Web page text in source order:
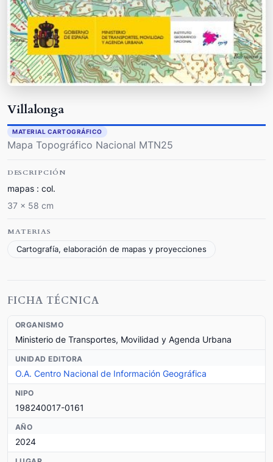
Villalonga
MATERIAL CARTOGRÁFICO
Mapa Topográfico Nacional MTN25
DESCRIPCIÓN
mapas : col.
37 x 58 cm
MATERIAS
Cartografía, elaboración de mapas y proyecciones
FICHA TÉCNICA
ORGANISMO
Ministerio de Transportes, Movilidad y Agenda Urbana
UNIDAD EDITORA
O.A. Centro Nacional de Información Geográfica
NIPO
198240017-0161
AÑO
2024